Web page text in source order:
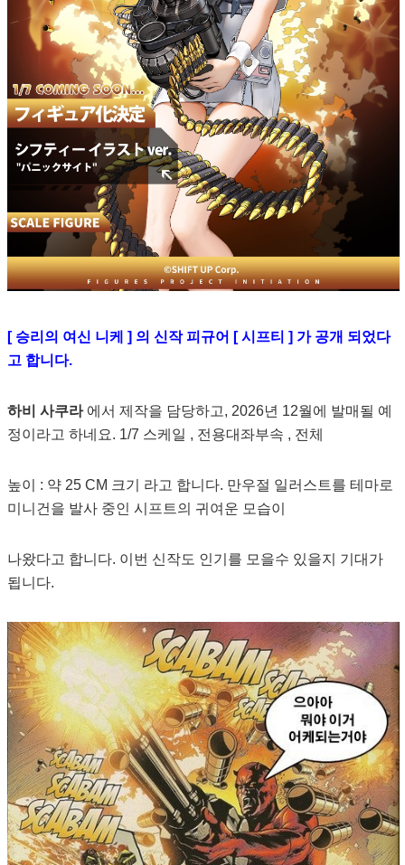
[ 승리의 여신 니케 ] 의 신작 피규어 [ 시프티 ] 가 공개 되었다
고 합니다.
하비 사쿠라에서 제작을 담당하고, 2026년 12월에 발매될 예
정이라고 하네요. 1/7 스케일 , 전용대좌부속 , 전체
높이 : 약 25 CM 크기 라고 합니다. 만우절 일러스트를 테마로
미니건을 발사 중인 시프트의 귀여운 모습이
나왔다고 합니다. 이번 신작도 인기를 모을수 있을지 기대가
됩니다.